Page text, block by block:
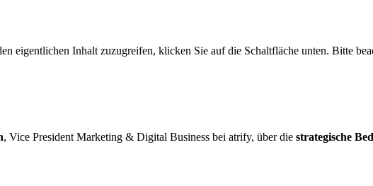
eigentlichen Inhalt zuzugreifen, klicken Sie auf die Schaltfläche unten. Bitte
, Vice President Marketing & Digital Business bei atrify, über die strategische